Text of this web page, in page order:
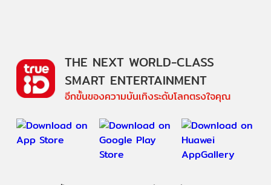
THE NEXT WORLD-CLASS
SMART ENTERTAINMENT
อีกขั้นของความบันเทิงระดับโลกตรงใจคุณ